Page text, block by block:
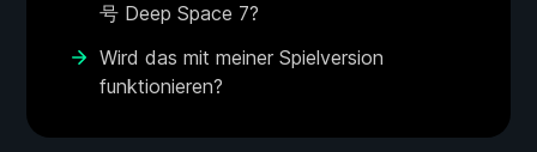
号 Deep Space 7?
Wird das mit meiner Spielversion
funktionieren?